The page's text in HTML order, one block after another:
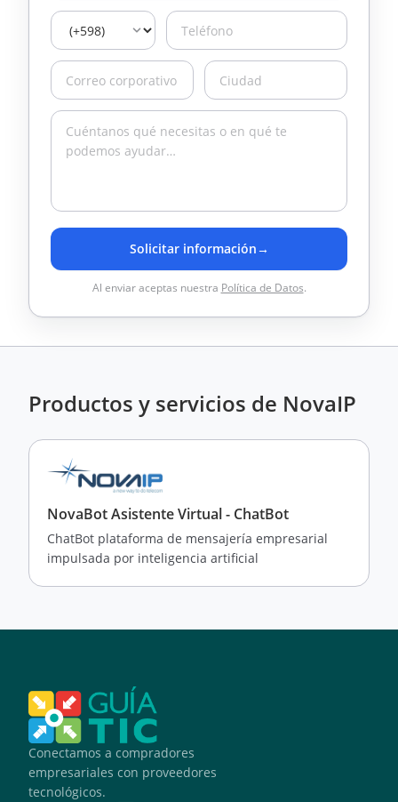
Solicitar información→
Al enviar aceptas nuestra Política de Datos.
Productos y servicios de NovaIP
NovaBot Asistente Virtual - ChatBot
ChatBot plataforma de mensajería empresarial
impulsada por inteligencia artificial
Conectamos a compradores
empresariales con proveedores
tecnológicos.